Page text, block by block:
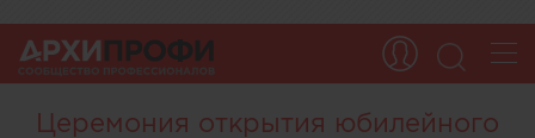
Церемония открытия юбилейного